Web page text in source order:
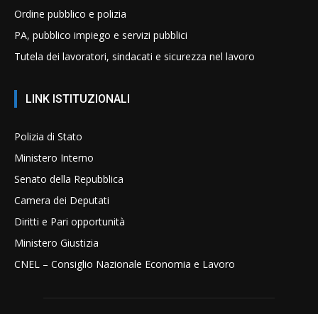
Ordine pubblico e polizia
PA, pubblico impiego e servizi pubblici
Tutela dei lavoratori, sindacati e sicurezza nel lavoro
LINK ISTITUZIONALI
Polizia di Stato
Ministero Interno
Senato della Repubblica
Camera dei Deputati
Diritti e Pari opportunità
Ministero Giustizia
CNEL – Consiglio Nazionale Economia e Lavoro